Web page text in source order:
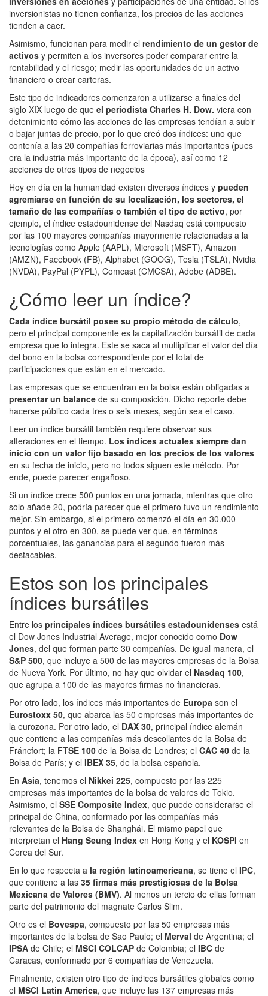
inversionistas no tienen confianza, los precios de las acciones
tienden a caer.
Asimismo, funcionan para medir el rendimiento de un gestor de
activos y permiten a los inversores poder comparar entre la
rentabilidad y el riesgo; medir las oportunidades de un activo
financiero o crear carteras.
Este tipo de indicadores comenzaron a utilizarse a finales del
siglo XIX luego de que el periodista Charles H. Dow. viera con
detenimiento cómo las acciones de las empresas tendían a subir
o bajar juntas de precio, por lo que creó dos índices: uno que
contenía a las 20 compañías ferroviarias más importantes (pues
era la industria más importante de la época), así como 12
acciones de otros tipos de negocios
Hoy en día en la humanidad existen diversos índices y pueden
agremiarse en función de su localización, los sectores, el
tamaño de las compañías o también el tipo de activo, por
ejemplo, el índice estadounidense del Nasdaq está compuesto
por las 100 mayores compañías mayormente relacionadas a la
tecnologías como Apple (AAPL), Microsoft (MSFT), Amazon
(AMZN), Facebook (FB), Alphabet (GOOG), Tesla (TSLA), Nvidia
(NVDA), PayPal (PYPL), Comcast (CMCSA), Adobe (ADBE).
¿Cómo leer un índice?
Cada índice bursátil posee su propio método de cálculo,
pero el principal componente es la capitalización bursátil de cada
empresa que lo integra. Este se saca al multiplicar el valor del día
del bono en la bolsa correspondiente por el total de
participaciones que están en el mercado.
Las empresas que se encuentran en la bolsa están obligadas a
presentar un balance de su composición. Dicho reporte debe
hacerse público cada tres o seis meses, según sea el caso.
Leer un índice bursátil también requiere observar sus
alteraciones en el tiempo. Los índices actuales siempre dan
inicio con un valor fijo basado en los precios de los valores
en su fecha de inicio, pero no todos siguen este método. Por
ende, puede parecer engañoso.
Si un índice crece 500 puntos en una jornada, mientras que otro
solo añade 20, podría parecer que el primero tuvo un rendimiento
mejor. Sin embargo, si el primero comenzó el día en 30.000
puntos y el otro en 300, se puede ver que, en términos
porcentuales, las ganancias para el segundo fueron más
destacables.
Estos son los principales
índices bursátiles
Entre los principales índices bursátiles estadounidenses está
el Dow Jones Industrial Average, mejor conocido como Dow
Jones, del que forman parte 30 compañías. De igual manera, el
S&P 500, que incluye a 500 de las mayores empresas de la Bolsa
de Nueva York. Por último, no hay que olvidar el Nasdaq 100,
que agrupa a 100 de las mayores firmas no financieras.
Por otro lado, los índices más importantes de Europa son el
Eurostoxx 50, que abarca las 50 empresas más importantes de
la eurozona. Por otro lado, el DAX 30, principal índice alemán
que contiene a las compañías más descollantes de la Bolsa de
Fráncfort; la FTSE 100 de la Bolsa de Londres; el CAC 40 de la
Bolsa de París; y el IBEX 35, de la bolsa española.
En Asia, tenemos el Nikkei 225, compuesto por las 225
empresas más importantes de la bolsa de valores de Tokio.
Asimismo, el SSE Composite Index, que puede considerarse el
principal de China, conformado por las compañías más
relevantes de la Bolsa de Shanghái. El mismo papel que
interpretan el Hang Seung Index en Hong Kong y el KOSPI en
Corea del Sur.
En lo que respecta a la región latinoamericana, se tiene el IPC,
que contiene a las 35 firmas más prestigiosas de la Bolsa
Mexicana de Valores (BMV). Al menos un tercio de ellas forman
parte del patrimonio del magnate Carlos Slim.
Otro es el Bovespa, compuesto por las 50 empresas más
importantes de la bolsa de Sao Paulo; el Merval de Argentina; el
IPSA de Chile; el MSCI COLCAP de Colombia; el IBC de
Caracas, conformado por 6 compañías de Venezuela.
Finalmente, existen otro tipo de índices bursátiles globales como
el MSCI Latin America, que incluye las 137 empresas más